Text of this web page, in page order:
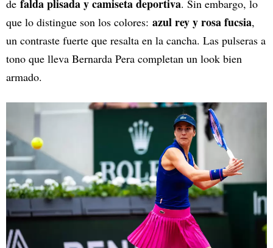
de falda plisada y camiseta deportiva. Sin embargo, lo
que lo distingue son los colores: azul rey y rosa fucsia,
un contraste fuerte que resalta en la cancha. Las pulseras a
tono que lleva Bernarda Pera completan un look bien
armado.